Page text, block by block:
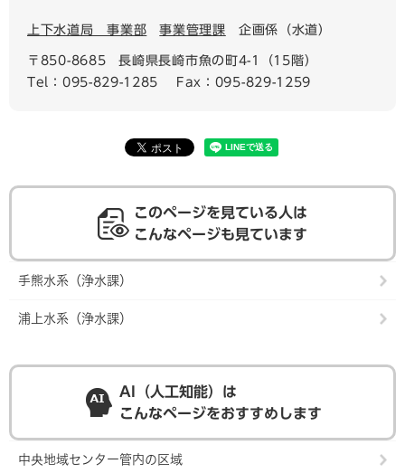
上下水道局 事業部 事業管理課 企画係（水道）
〒850-8685
長崎県長崎市魚の町4-1（15階）
Tel：095-829-1285
Fax：095-829-1259
このページを見ている人は
こんなページも見ています
手熊水系（浄水課）
浦上水系（浄水課）
AI（人工知能）は
こんなページをおすすめします
中央地域センター管内の区域